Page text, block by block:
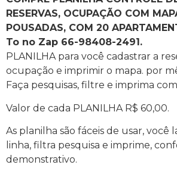
RESERVAS, OCUPAÇÃO COM
POUSADAS, COM 20
To no Zap 66-98408-2491.
PLANILHA para você cadastrar a
ocupação e imprimir o mapa. por
Faça pesquisas, filtre e imprima
Valor de cada PLANILHA R$ 60,00.
As planilha são fáceis de usar, você
linha, filtra pesquisa e imprime,
demonstrativo.